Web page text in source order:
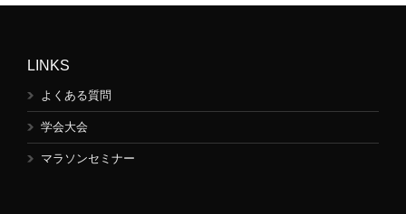
LINKS
よくある質問
学会大会
マラソンセミナー